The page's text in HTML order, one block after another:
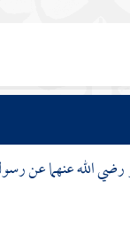
رضي الله عنهما عن